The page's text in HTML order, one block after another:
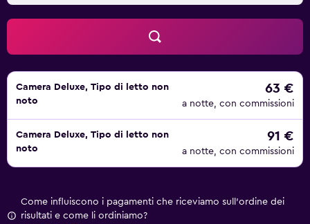
Camera Deluxe, Tipo di letto non
noto
63 €
a notte, con commissioni
Camera Deluxe, Tipo di letto non
noto
91 €
a notte, con commissioni
Come influiscono i pagamenti che riceviamo sull'ordine dei
risultati e come li ordiniamo?